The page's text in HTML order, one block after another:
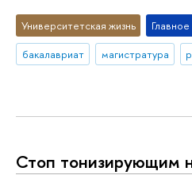
Университетская жизнь Главное
бакалавриат
магистратура
Стоп тонизирующим